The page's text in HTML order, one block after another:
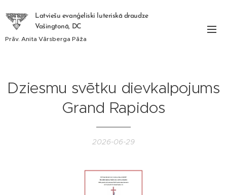
Latviešu evanģeliski luteriskā draudze
Vašingtonā, DC
Prāv. Anita Vārsberga Pāža
Dziesmu svētku dievkalpojums
Grand Rapidos
2026-06-29